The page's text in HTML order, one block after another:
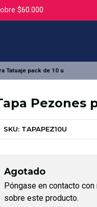
$60.000
Tatuaje pack de 10 u
Pezones
SKU: TAPAPEZ10U
Agotado
Póngase en contacto
sobre este producto.